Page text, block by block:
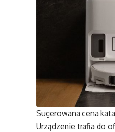
Sugerowana cena
Urządzenie trafia do